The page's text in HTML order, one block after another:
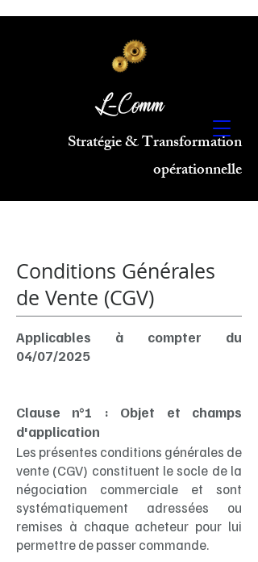
L-Comm
Stratégie & Transformation
opérationnelle
Conditions Générales
de Vente (CGV)
Applicables à compter du
04/07/2025
Clause n°1 : Objet et champs
d'application
Les présentes conditions générales de
vente (CGV) constituent le socle de la
négociation commerciale et sont
systématiquement adressées ou
remises à chaque acheteur pour lui
permettre de passer commande.